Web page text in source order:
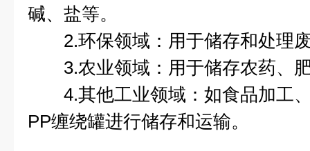
碱、盐等。
2.环保领域：用于储存和处理
3.农业领域：用于储存农药、
4.其他工业领域：如食品加工、
PP缠绕罐进行储存和运输。